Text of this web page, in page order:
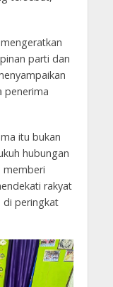
parti dan
penerima
itu bukan
hubungan
memberi
rakyat
di peringkat